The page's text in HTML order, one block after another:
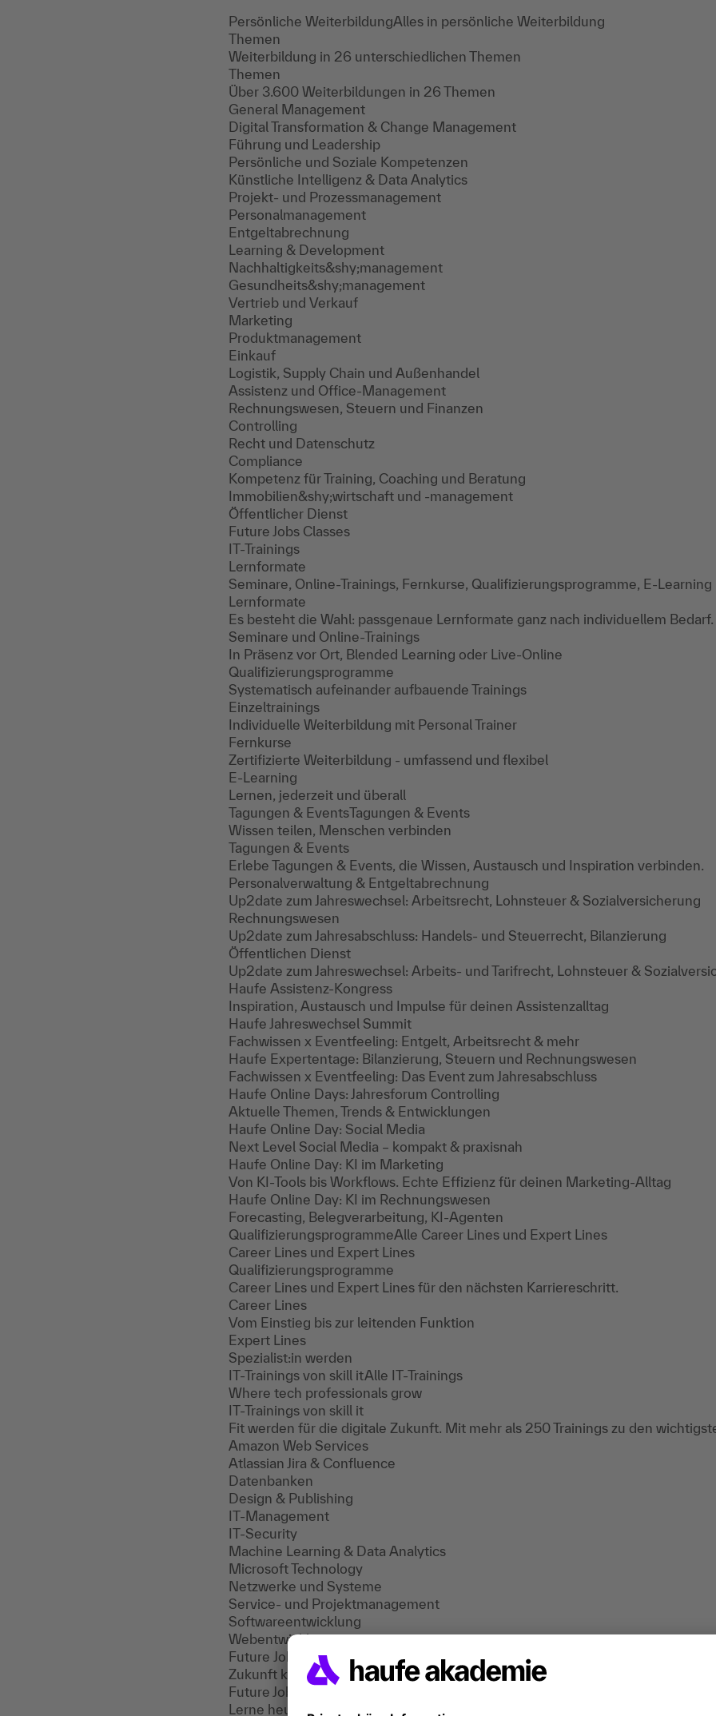
Persönliche WeiterbildungAlles in persönliche Weiterbildung
Themen
Weiterbildung in 26 unterschiedlichen Themen
Themen
Über 3.600 Weiterbildungen in 26 Themen
General Management
Digital Transformation & Change Management
Führung und Leadership
Persönliche und Soziale Kompetenzen
Künstliche Intelligenz & Data Analytics
Projekt- und Prozessmanagement
Personalmanagement
Entgeltabrechnung
Learning & Development
Nachhaltigkeits&shy;management
Gesundheits&shy;management
Vertrieb und Verkauf
Marketing
Produktmanagement
Einkauf
Logistik, Supply Chain und Außenhandel
Assistenz und Office-Management
Rechnungswesen, Steuern und Finanzen
Controlling
Recht und Datenschutz
Compliance
Kompetenz für Training, Coaching und Beratung
Immobilien&shy;wirtschaft und -management
Öffentlicher Dienst
Future Jobs Classes
IT-Trainings
Lernformate
Seminare, Online-Trainings, Fernkurse, Qualifizierungsprogramme, E-Learning
Lernformate
Es besteht die Wahl: passgenaue Lernformate ganz nach individuellem Bedarf.
Seminare und Online-Trainings
In Präsenz vor Ort, Blended Learning oder Live-Online
Qualifizierungsprogramme
Systematisch aufeinander aufbauende Trainings
Einzeltrainings
Individuelle Weiterbildung mit Personal Trainer
Fernkurse
Zertifizierte Weiterbildung - umfassend und flexibel
E-Learning
Lernen, jederzeit und überall
Tagungen & EventsTagungen & Events
Wissen teilen, Menschen verbinden
Tagungen & Events
Erlebe Tagungen & Events, die Wissen, Austausch und Inspiration verbinden.
Personalverwaltung & Entgeltabrechnung
Up2date zum Jahreswechsel: Arbeitsrecht, Lohnsteuer & Sozialversicherung
Rechnungswesen
Up2date zum Jahresabschluss: Handels- und Steuerrecht, Bilanzierung
Öffentlichen Dienst
Up2date zum Jahreswechsel: Arbeits- und Tarifrecht, Lohnsteuer &
Haufe Assistenz-Kongress
Inspiration, Austausch und Impulse für deinen Assistenzalltag
Haufe Jahreswechsel Summit
Fachwissen x Eventfeeling: Entgelt, Arbeitsrecht & mehr
Haufe Expertentage: Bilanzierung, Steuern und Rechnungswesen
Fachwissen x Eventfeeling: Das Event zum Jahresabschluss
Haufe Online Days: Jahresforum Controlling
Aktuelle Themen, Trends & Entwicklungen
Haufe Online Day: Social Media
Next Level Social Media – kompakt & praxisnah
Haufe Online Day: KI im Marketing
Von KI-Tools bis Workflows. Echte Effizienz für deinen Marketing-Alltag
Haufe Online Day: KI im Rechnungswesen
Forecasting, Belegverarbeitung, KI-Agenten
QualifizierungsprogrammeAlle Career Lines und Expert Lines
Career Lines und Expert Lines
Qualifizierungsprogramme
Career Lines und Expert Lines für den nächsten Karriereschritt.
Career Lines
Vom Einstieg bis zur leitenden Funktion
Expert Lines
Spezialist:in werden
IT-Trainings von skill itAlle IT-Trainings
Where tech professionals grow
IT-Trainings von skill it
Fit werden für die digitale Zukunft. Mit mehr als 250 Trainings zu den
Amazon Web Services
Atlassian Jira & Confluence
Datenbanken
Design & Publishing
IT-Management
IT-Security
Machine Learning & Data Analytics
Microsoft Technology
Netzwerke und Systeme
Service- und Projektmanagement
Softwareentwicklung
Webentwicklung
Future Jobs ClassesAlle Future Jobs Classes
Zukunft können.
Future Jobs Classes
Lerne heute, was morgen wichtig ist. Mit den Future Jobs Classes baust du